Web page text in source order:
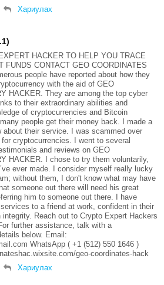
Хариулах
HACKER TO HELP YOU TRACE
FUNDS CONTACT GEO COORDINATES
people have reported about how they
with the aid of GEO
HACKER. They are among the top cyber
to their extraordinary abilities and
of cryptocurrencies and Bitcoin
people get their money back. I made a
about their service. I was scammed over
cryptocurrencies. I went to several
and reviews on GEO
HACKER. I chose to try them voluntarily,
ever made. I consider myself really lucky
without them, I don't know what may have
someone out there will need his great
him to someone out there. I have
to a friend at work, confident in their
Reach out to Crypto Expert Hackers
further assistance, talk with a
below. Email:
WhatsApp ( +1 (512) 550 1646 )
geo-coordinates-hack
Хариулах